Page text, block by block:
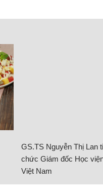
GS.TS Nguyễn Thị Lan
chức Giám đốc Học
Việt Nam